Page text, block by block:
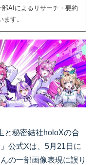
AIによるリサーチ・要約
す。
と秘密結社holoXの合
公式Xは、5月21日に
の一部画像表現に誤り